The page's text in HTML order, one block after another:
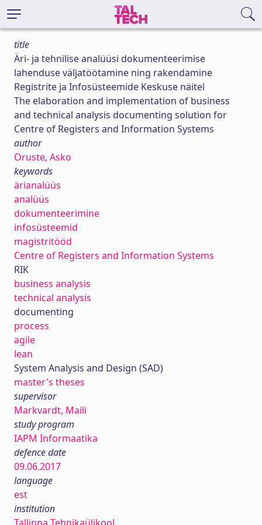
title
Äri- ja tehnilise analüüsi dokumenteerimise
lahenduse väljatöötamine ning rakendamine
Registrite ja Infosüsteemide Keskuse näitel
The elaboration and implementation of business
and technical analysis documenting solution for
Centre of Registers and Information Systems
author
Oruste, Asko
keywords
ärianalüüs
analüüs
dokumenteerimine
infosüsteemid
magistritööd
Centre of Registers and Information Systems
RIK
business analysis
technical analysis
documenting
process
agile
lean
System Analysis and Design (SAD)
master's theses
supervisor
Markvardt, Maili
study program
IAPM Informaatika
defence date
09.06.2017
language
est
institution